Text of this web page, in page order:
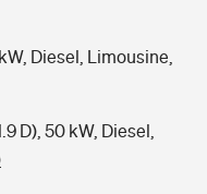
Diesel, Limousine,
D), 50 kW, Diesel,